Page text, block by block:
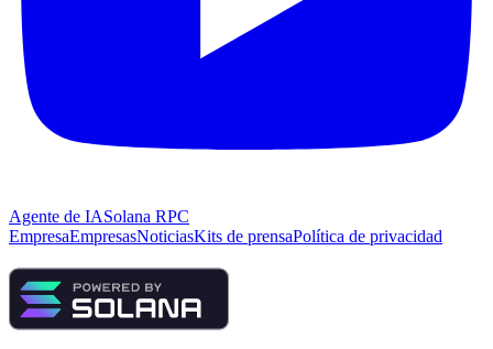
Agente de IASolana RPC
EmpresaEmpresasNoticiasKits de prensaPolítica de privacidad